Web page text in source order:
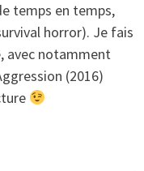
temps en temps,
horror). Je fais
avec notamment
(2016)